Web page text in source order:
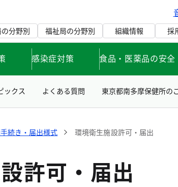
分野別 福祉局の分野別 組織情報 採
感染症対策 食品・医薬品の安全
ックス よくある質問 東京都南多摩保健所の
続き・届出様式 環境衛生施設許可・届出
許可・届出